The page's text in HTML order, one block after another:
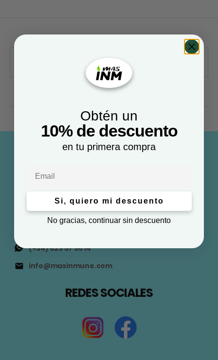
(+34) 623 57 96 14
info@masinmune.com
REDES SOCIALES
Obtén un
10% de descuento
en tu primera compra
Si, quiero mi descuento
No gracias, continuar sin descuento